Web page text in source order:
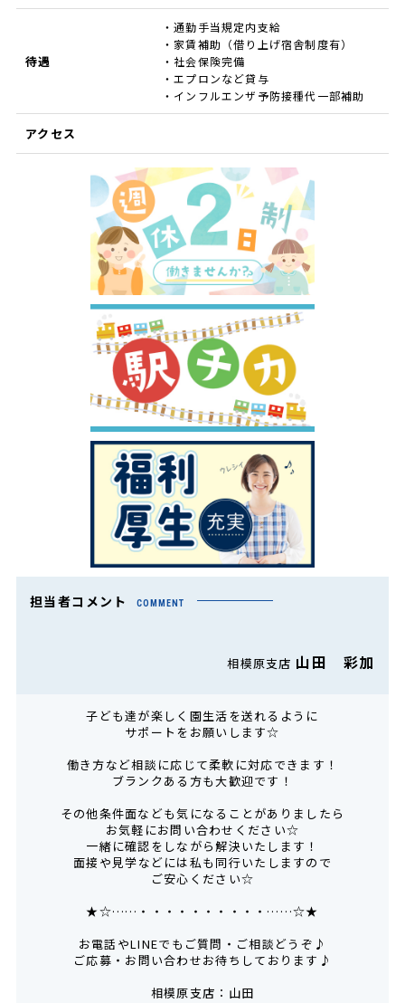
待遇
・通勤手当規定内支給
・家賃補助（借り上げ宿舎制度有）
・社会保険完備
・エプロンなど貸与
・インフルエンザ予防接種代一部補助
アクセス
担当者コメント COMMENT
相模原支店 山田 彩加
子ども達が楽しく園生活を送れるように
サポートをお願いします☆
働き方など相談に応じて柔軟に対応できます！
ブランクある方も大歓迎です！
その他条件面なども気になることがありましたら
お気軽にお問い合わせください☆
一緒に確認をしながら解決いたします！
面接や見学などには私も同行いたしますので
ご安心ください☆
★☆……・・・・・・・・・・……☆★
お電話やLINEでもご質問・ご相談どうぞ♪
ご応募・お問い合わせお待ちしております♪
相模原支店：山田